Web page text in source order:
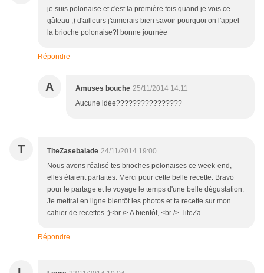
je suis polonaise et c'est la première fois quand je vois ce
gâteau ;) d'ailleurs j'aimerais bien savoir pourquoi on l'appel
la brioche polonaise?! bonne journée
Répondre
A Amuses bouche 25/11/2014 14:11
Aucune idée????????????????
T TiteZasebalade 24/11/2014 19:00
Nous avons réalisé tes brioches polonaises ce week-end,
elles étaient parfaites. Merci pour cette belle recette. Bravo
pour le partage et le voyage le temps d'une belle dégustation.
Je mettrai en ligne bientôt les photos et ta recette sur mon
cahier de recettes ;)<br /> A bientôt, <br /> TiteZa
Répondre